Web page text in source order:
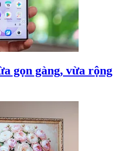
gọn gàng, vừa rộng